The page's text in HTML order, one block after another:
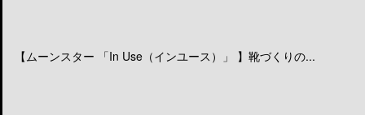
【ムーンスター 「In Use（インユース）」 】靴づくりの...